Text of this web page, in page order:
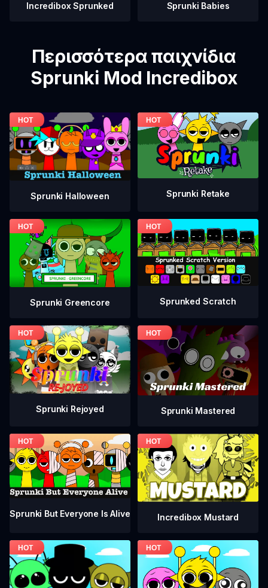
Incredibox Sprunked Sprunki Babies
Περισσότερα παιχνίδια
Sprunki Mod Incredibox
Sprunki Halloween Sprunki Retake
Sprunki Greencore Sprunked Scratch
Sprunki Rejoyed Sprunki Mastered
Sprunki But Everyone Is Alive Incredibox Mustard